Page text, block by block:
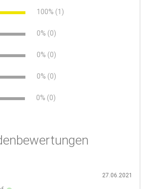
100% (1)
0% (0)
0% (0)
0% (0)
0% (0)
27.06.2021